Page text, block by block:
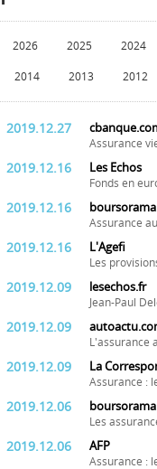
2026 2025 2024
2014 2013 2012
2019.12.27
Assurance
2019.12.16 Les Echos
Fonds en
2019.12.16
Assurance
2019.12.16 L'Agefi
Les
2019.12.09 lesechos.fr
Jean-Paul
2019.12.09
L'assurance
2019.12.09 La
Assurance :
2019.12.06
Les
2019.12.06 AFP
Assurance :